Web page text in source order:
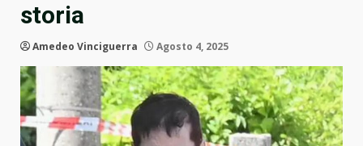
storia
Amedeo Vinciguerra Agosto 4, 2025